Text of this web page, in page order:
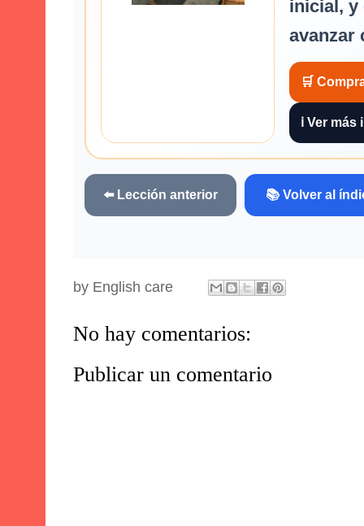
inicial, y
avanzar
🛒
ℹ️ Ver
⬅️ Lección anterior 📚 Volver al
by English care
No hay comentarios:
Publicar un comentario